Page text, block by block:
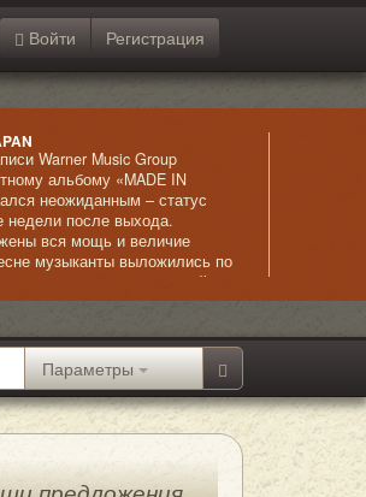
Войти Регистрация
Warner Music Group
альбому «MADE IN
неожиданным – статус
недели после выхода.
вся мощь и величие
музыканты выложились по
своих возможностей.
оригинальные
партий.
Параметры